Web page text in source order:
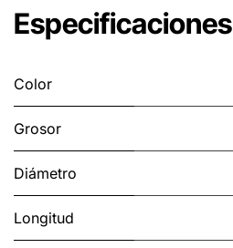
Especificaciones
Color
Grosor
Diámetro
Longitud